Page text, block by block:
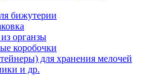
бижутерии
органзы
коробочки
для хранения мелочей
и др.